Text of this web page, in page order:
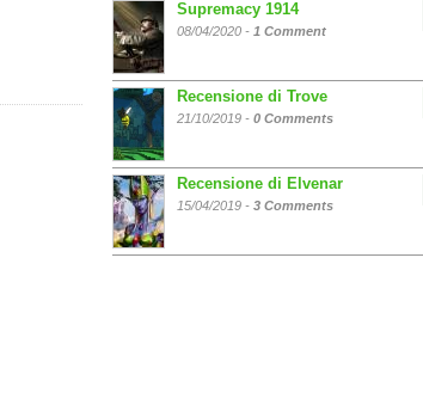
Supremacy 1914
08/04/2020 - 1 Comment
Recensione di Trove
21/10/2019 - 0 Comments
Recensione di Elvenar
15/04/2019 - 3 Comments